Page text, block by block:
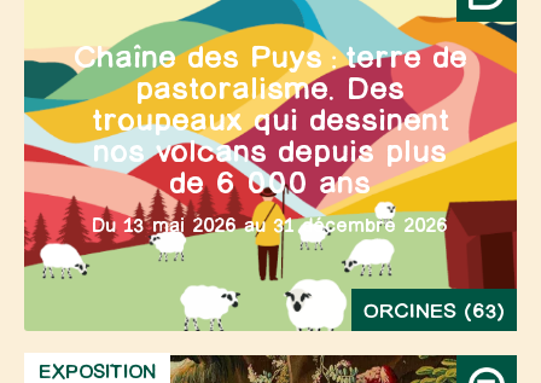
Chaîne des Puys : terre de
pastoralisme. Des
troupeaux qui dessinent
nos volcans depuis plus
de 6 000 ans
Du 13 mai 2026 au 31 décembre 2026
ORCINES (63)
EXPOSITION